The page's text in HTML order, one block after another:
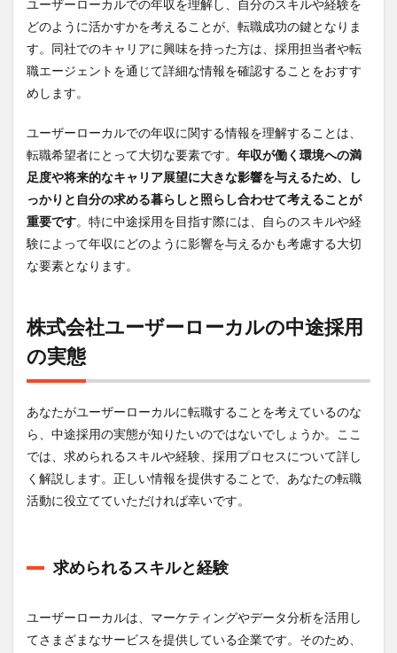
カル
のリ
アル
な口
コミ
と評
6.1
ポジ
ブな
口コ
ミ
6.2
ネガ
ティ
ミ
7
ユー
ザー
カル
への
転職
はデ
ジレ
カが
8
ユーザーローカルでの年収を理解し、自分のスキルや経験を
どのように活かすかを考えることが、転職成功の鍵となりま
す。同社でのキャリアに興味を持った方は、採用担当者や転
職エージェントを通じて詳細な情報を確認することをおすす
めします。
ユーザーローカルでの年収に関する情報を理解することは、
転職希望者にとって大切な要素です。 年収が働く環境への満
足度や将来的なキャリア展望に大きな影響を与えるため、し
っかりと自分の求める暮らしと照らし合わせて考えることが
重要です。特に中途採用を目指す際には、自らのスキルや経
験によって年収にどのように影響を与えるかも考慮する大切
な要素となります。
株式会社ユーザーローカルの中途採用
の実態
あなたがユーザーローカルに転職することを考えているのな
ら、中途採用の実態が知りたいのではないでしょうか。ここ
では、求められるスキルや経験、採用プロセスについて詳し
く解説します。正しい情報を提供することで、あなたの転職
活動に役立てていただければ幸いです。
求められるスキルと経験
ユーザーローカルは、マーケティングやデータ分析を活用し
てさまざまなサービスを提供している企業です。そのため、